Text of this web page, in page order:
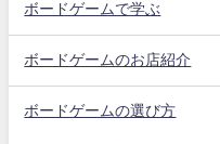
ボードゲームで学ぶ
ボードゲームのお店紹介
ボードゲームの選び方